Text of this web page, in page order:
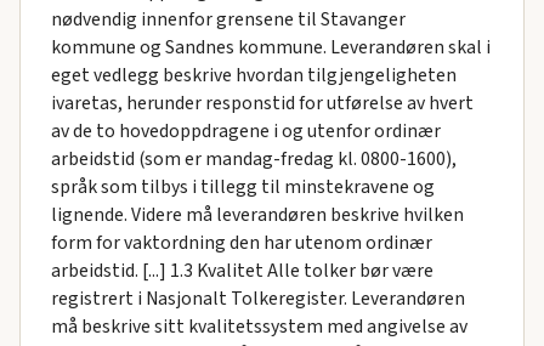
nødvendig innenfor grensene til Stavanger
kommune og Sandnes kommune. Leverandøren skal i
eget vedlegg beskrive hvordan tilgjengeligheten
ivaretas, herunder responstid for utførelse av hvert
av de to hovedoppdragene i og utenfor ordinær
arbeidstid (som er mandag-fredag kl. 0800-1600),
språk som tilbys i tillegg til minstekravene og
lignende. Videre må leverandøren beskrive hvilken
form for vaktordning den har utenom ordinær
arbeidstid. [...] 1.3 Kvalitet Alle tolker bør være
registrert i Nasjonalt Tolkeregister. Leverandøren
må beskrive sitt kvalitetssystem med angivelse av